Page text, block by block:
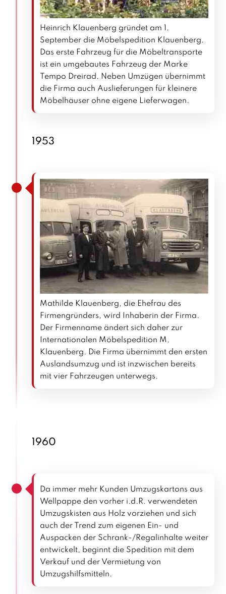
Heinrich Klauenberg gründet am 1.
September die Möbelspedition Klauenberg.
Das erste Fahrzeug für die Möbeltransporte
ist ein umgebautes Fahrzeug der Marke
Tempo Dreirad. Neben Umzügen übernimmt
die Firma auch Auslieferungen für kleinere
Möbelhäuser ohne eigene Lieferwagen.
Mathilde Klauenberg, die Ehefrau des
Firmengründers, wird Inhaberin der Firma.
Der Firmenname ändert sich daher zur
Internationalen Möbelspedition M.
Klauenberg. Die Firma übernimmt den ersten
Auslandsumzug und ist inzwischen bereits
mit vier Fahrzeugen unterwegs.
1953
1960
Da immer mehr Kunden Umzugskartons aus
Wellpappe den vorher i.d.R. verwendeten
Umzugskisten aus Holz vorziehen und sich
auch der Trend zum eigenen Ein- und
Auspacken der Schrank-/Regalinhalte weiter
entwickelt, beginnt die Spedition mit dem
Verkauf und der Vermietung von
Umzugshilfsmitteln.